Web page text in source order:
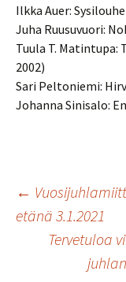
Ilkka Auer:
Juha Ruusuvuori:
Tuula T. Matintupa:
2002)
Sari Peltoniemi:
Johanna Sinisalo:
selaus
←
etänä 3.1.2021
Tervetuloa